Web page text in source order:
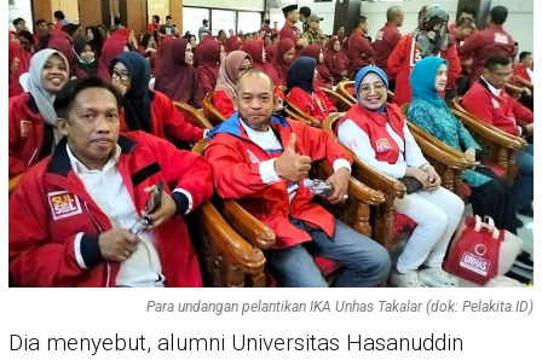
Para undangan pelantikan IKA Unhas Takalar (dok: Pelakita.ID)
Dia menyebut, alumni Universitas Hasanuddin